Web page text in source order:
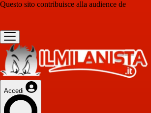
Questo sito contribuisce alla audience de
Accedi